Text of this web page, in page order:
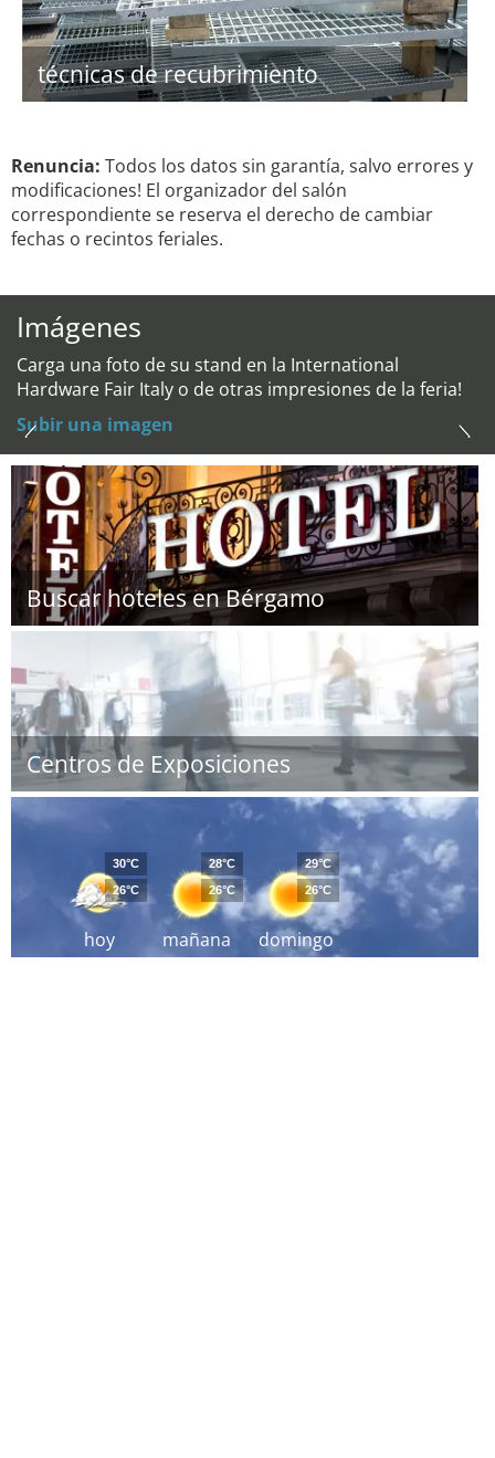
técnicas de recubrimiento
Renuncia: Todos los datos sin garantía, salvo errores y
modificaciones! El organizador del salón
correspondiente se reserva el derecho de cambiar
fechas o recintos feriales.
Imágenes
Carga una foto de su stand en la International
Hardware Fair Italy o de otras impresiones de la feria!
Subir una imagen
Buscar hoteles en Bérgamo
Centros de Exposiciones
hoy
30°C
26°C
mañana
28°C
26°C
domingo
29°C
26°C